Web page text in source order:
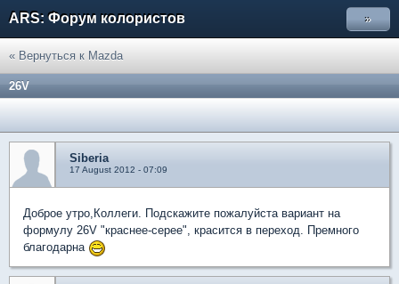
ARS: Форум колористов »
« Вернуться к Mazda
26V
Siberia
17 August 2012 - 07:09
Доброе утро,Коллеги. Подскажите пожалуйста вариант на
формулу 26V "краснее-серее", красится в переход. Премного
благодарна